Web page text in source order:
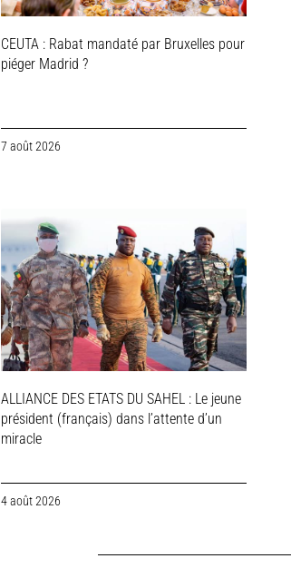
CEUTA : Rabat mandaté par Bruxelles pour
piéger Madrid ?
7 août 2026
ALLIANCE DES ETATS DU SAHEL : Le jeune
président (français) dans l’attente d’un
miracle
4 août 2026